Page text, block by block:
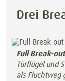
Drei
Full Break-out
Türflügel und
als Fluchtweg